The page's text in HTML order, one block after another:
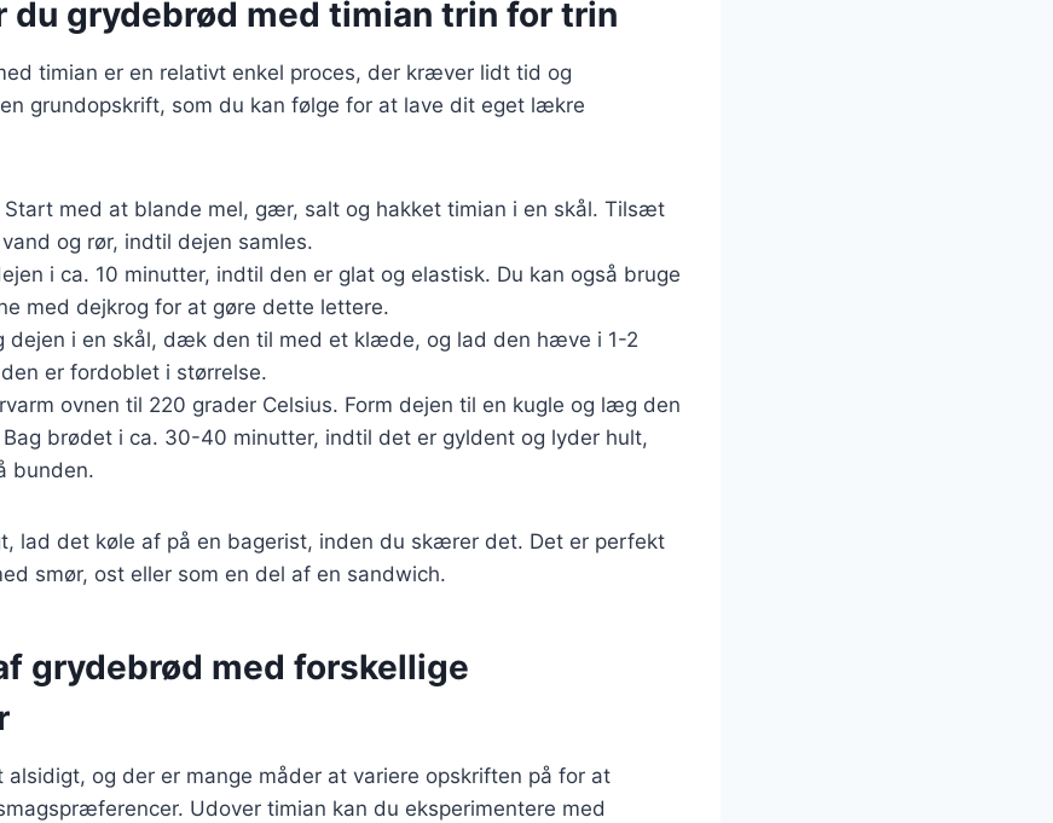
du grydebrød med timian trin for trin
timian er en relativt enkel proces, der kræver lidt tid og
grundopskrift, som du kan følge for at lave dit eget lækre
Start med at blande mel, gær, salt og hakket timian i en skål. Tilsæt
og rør, indtil dejen samles.
i ca. 10 minutter, indtil den er glat og elastisk. Du kan også bruge
med dejkrog for at gøre dette lettere.
dejen i en skål, dæk den til med et klæde, og lad den hæve i 1-2
er fordoblet i størrelse.
ovnen til 220 grader Celsius. Form dejen til en kugle og læg den
brødet i ca. 30-40 minutter, indtil det er gyldent og lyder hult,
bunden.
lad det køle af på en bagerist, inden du skærer det. Det er perfekt
smør, ost eller som en del af en sandwich.
grydebrød med forskellige
alsidigt, og der er mange måder at variere opskriften på for at
Udover timian kan du eksperimentere med